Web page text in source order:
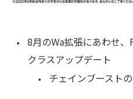
8月のWa拡張にあわせ
クラスアップデート
チェインブースト